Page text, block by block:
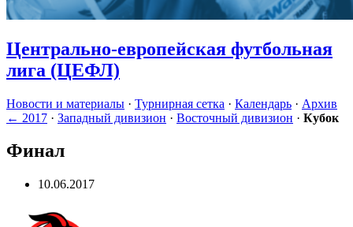
Центрально-европейская футбольная
лига (ЦЕФЛ)
Новости и материалы · Турнирная cетка · Календарь · Архив
← 2017 · Западный дивизион · Восточный дивизион · Кубок
Финал
10.06.2017